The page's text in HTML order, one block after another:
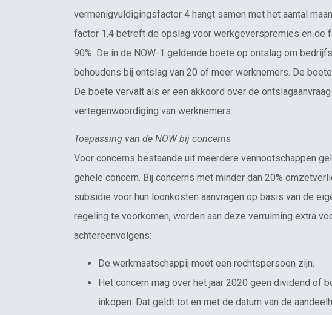
vermenigvuldigingsfactor 4 hangt samen met het aantal
factor 1,4 betreft de opslag voor werkgeverspremies en de
90%. De in de NOW-1 geldende boete op ontslag om
behoudens bij ontslag van 20 of meer werknemers. De
De boete vervalt als er een akkoord over de
vertegenwoordiging van werknemers.
Toepassing van de NOW bij concerns
Voor concerns bestaande uit meerdere vennootschappen
gehele concern. Bij concerns met minder dan 20%
subsidie voor hun loonkosten aanvragen op basis van de
regeling te voorkomen, worden aan deze verruiming extra
achtereenvolgens:
De werkmaatschappij moet een rechtspersoon zijn.
Het concern mag over het jaar 2020 geen dividend of
inkopen. Dat geldt tot en met de datum van de